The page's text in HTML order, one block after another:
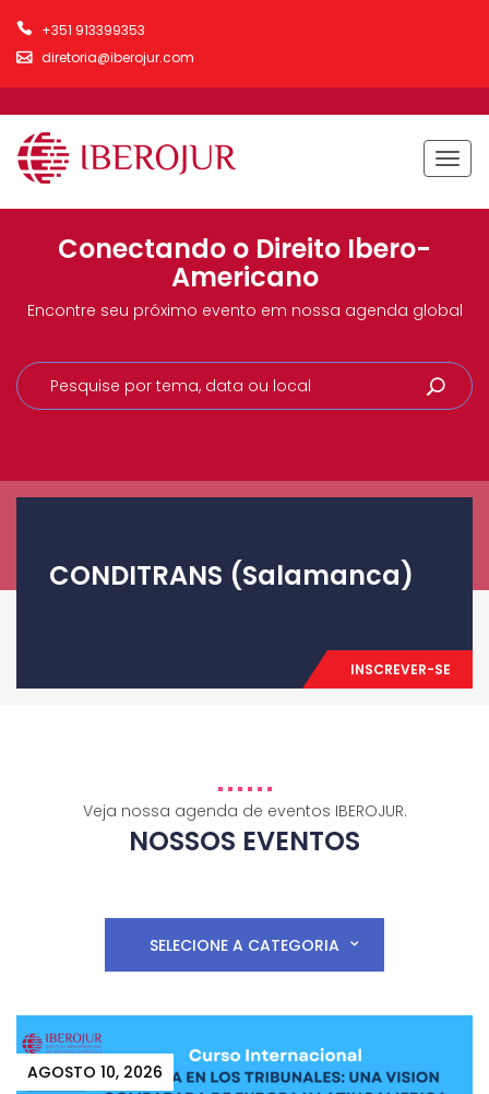
+351 913399353
diretoria@iberojur.com
Conectando o Direito Ibero-
Americano
Encontre seu próximo evento em nossa agenda global
CONDITRANS (Salamanca)
INSCREVER-SE
Veja nossa agenda de eventos IBEROJUR.
NOSSOS EVENTOS
SELECIONE A CATEGORIA
AGOSTO 10, 2026